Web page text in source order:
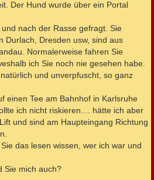
Der Hund wurde über ein Portal
nach der Rasse gefragt. Sie
Durlach, Dresden usw, sind aus
Normalerweise fahren Sie
ich Sie noch nie gesehen habe.
und unverpfuscht, so ganz
einen Tee am Bahnhof in Karlsruhe
ich nicht riskieren.... hätte ich aber
und sind am Haupteingang Richtung
das lesen wissen, wer ich war und
Sie mich auch?